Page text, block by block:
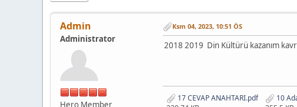
Admin
Administrator
Hero Member
Ksm 04, 2023, 10:51 ÖS
2018 2019 Din Kültürü kazanım
17 CEVAP ANAHTARI.pdf
10